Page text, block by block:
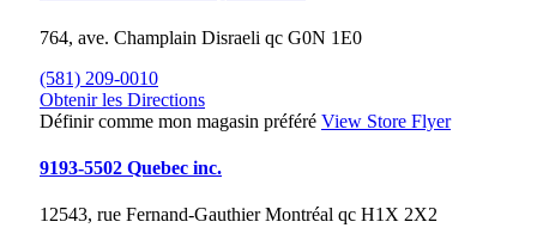
764, ave. Champlain Disraeli qc G0N 1E0
(581) 209-0010
Obtenir les Directions
Définir comme mon magasin préféré View Store Flyer
9193-5502 Quebec inc.
12543, rue Fernand-Gauthier Montréal qc H1X 2X2